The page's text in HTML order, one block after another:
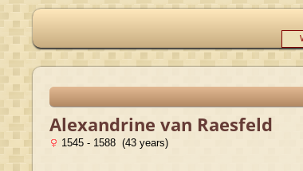
Alexandrine van Raesfeld
1545 - 1588 (43 years)